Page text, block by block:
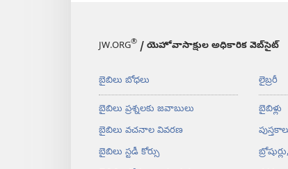
JW.ORG® / యెహోవాసాక్షుల అధికారిక వెబ్‌సైట్‌
బైబిలు బోధలు
బైబిలు ప్రశ్నలకు జవాబులు
బైబిలు వచనాల వివరణ
బైబిలు స్టడీ కోర్సు
లైబ్రరీ
బైబిళ్లు